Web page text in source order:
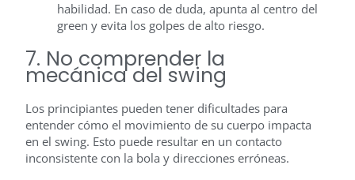
habilidad. En caso de duda, apunta al centro del
green y evita los golpes de alto riesgo.
7. No comprender la
mecánica del swing
Los principiantes pueden tener dificultades para
entender cómo el movimiento de su cuerpo impacta
en el swing. Esto puede resultar en un contacto
inconsistente con la bola y direcciones erróneas.